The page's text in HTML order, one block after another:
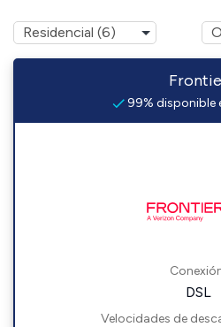
99% disponible
DSL
Velocidades de